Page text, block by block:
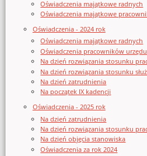
Oświadczenia majątkowe radnych
Oświadczenia majątkowe
Oświadczenia - 2024 rok
Oświadczenia majątkowe radnych
Oświadczenia pracowników
Na dzień rozwiązania stosunku
Na dzień rozwiązania stosunku
Na dzień zatrudnienia
Na początek IX kadencji
Oświadczenia - 2025 rok
Na dzień zatrudnienia
Na dzień rozwiązania stosunku
Na dzień objęcia stanowiska
Oświadczenia za rok 2024